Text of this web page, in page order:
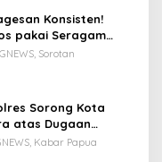
Konsisten!
pakai Seragam
Juga pakai Kaos
Sorotan
Sorong Kota
atas Dugaan
Anak
Kabar Papua